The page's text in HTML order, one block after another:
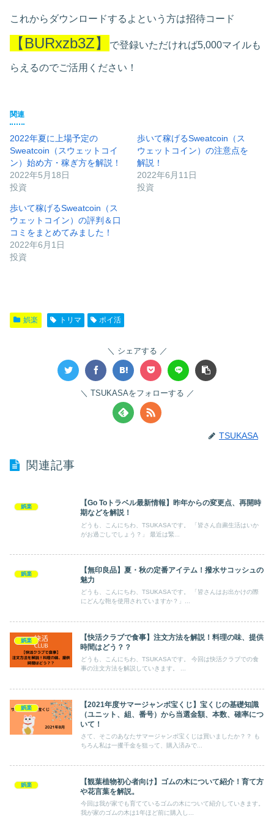
これからダウンロードするよという方は招待コード
【BURxzb3Z】 で登録いただければ5,000マイルも
らえるのでご活用ください！
関連
2022年夏に上場予定の
Sweatcoin（スウェットコイ
ン）始め方・稼ぎ方を解説！
2022年5月18日
投資
歩いて稼げるSweatcoin（ス
ウェットコイン）の注意点を
解説！
2022年6月11日
投資
歩いて稼げるSweatcoin（ス
ウェットコイン）の評判＆口
コミをまとめてみました！
2022年6月1日
投資
娯楽 トリマ ポイ活
シェアする
TSUKASAをフォローする
TSUKASA
関連記事
娯楽
【Go Toトラベル最新情報】昨年からの変更点、再開時
期などを解説！
どうも、こんにちわ、TSUKASAです。 「皆さん自粛生活はいか
がお過ごしでしょう？」 最近は緊...
娯楽
【無印良品】夏・秋の定番アイテム！撥水サコッシュの
魅力
どうも、こんにちわ、TSUKASAです。 「皆さんはお出かけの際
にどんな鞄を使用されていますか？」...
娯楽
【快活クラブで食事】注文方法を解説！料理の味、提供
時間はどう？？
どうも、こんにちわ、TSUKASAです。 今回は快活クラブでの食
事の注文方法を解説していきます。 ...
娯楽
【2021年度サマージャンボ宝くじ】宝くじの基礎知識
（ユニット、組、番号）から当選金額、本数、確率につ
いて！
さて、そこのあなたサマージャンボ宝くじは買いましたか？？ も
ちろん私は一攫千金を狙って、購入済みで...
娯楽
【観葉植物初心者向け】ゴムの木について紹介！育て方
や花言葉を解説。
今回は我が家でも育てているゴムの木について紹介していきます。
我が家のゴムの木は1年ほど前に購入し...